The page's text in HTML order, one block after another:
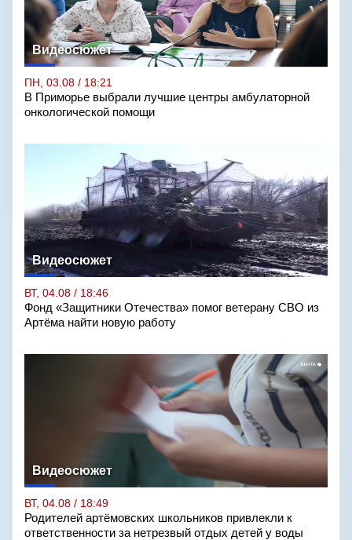
Видеосюжет
ПН, 03.08 / 18:21
В Приморье выбрали лучшие центры амбулаторной
онкологической помощи
Видеосюжет
ВТ, 04.08 / 18:46
Фонд «Защитники Отечества» помог ветерану СВО из
Артёма найти новую работу
Видеосюжет
ВТ, 04.08 / 18:49
Родителей артёмовских школьников привлекли к
ответственности за нетрезвый отдых детей у воды